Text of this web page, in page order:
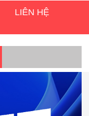
LIÊN HỆ